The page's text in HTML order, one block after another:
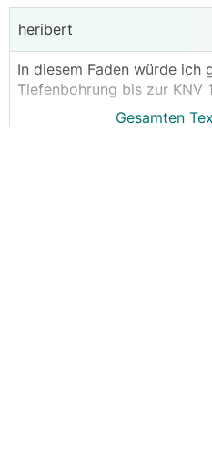
heribert
In diesem Faden würde ich
Tiefenbohrung bis zur KNV
Wie es zur 2 x 99 m duplex
Gesamten